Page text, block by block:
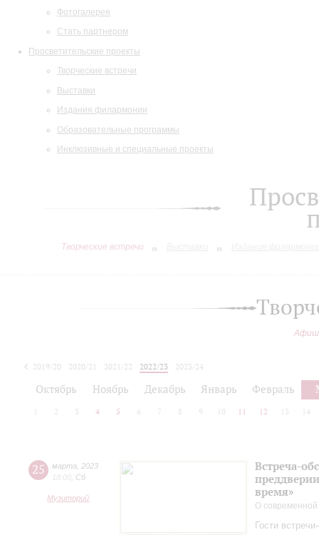
Фотогалерея
Стать партнером
Просветительские проекты
Творческие встречи
Выставки
Издания филармонии
Образовательные программы
Инклюзивные и специальные проекты
Творческие встречи
2019/20 2020/21 2021/22 2022/23
2023/24
Октябрь Ноябрь Декабрь Январь Февраль
2 3 4 5 6 7 8 9 10 11 12 13 14
25 марта
2023
18:00 Сб
Музиторий
Встреча-
время»
О
Гости